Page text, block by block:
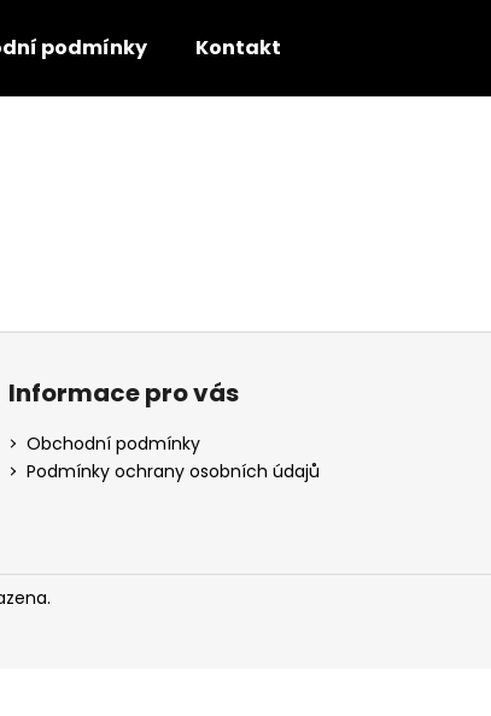
podmínky Kontakt
Informace pro vás
Obchodní podmínky
Podmínky ochrany osobních údajů